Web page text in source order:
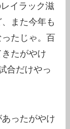
イラック滋
また今年も
たじゃ。百
たがやけ
合だけやっ
ったがやけ